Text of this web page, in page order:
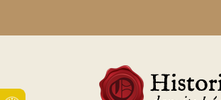
Preskočiť
na
Preskočiť
na